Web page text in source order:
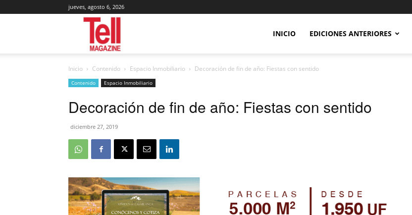
jueves, agosto 6, 2026
Magazine
INICIO EDICIONES ANTERIORES
Inicio Contenido Espacio Inmobiliario Decoración de fin de año: Fiestas con sentido
Contenido Espacio Inmobiliario
Decoración de fin de año: Fiestas con sentido
diciembre 27, 2019